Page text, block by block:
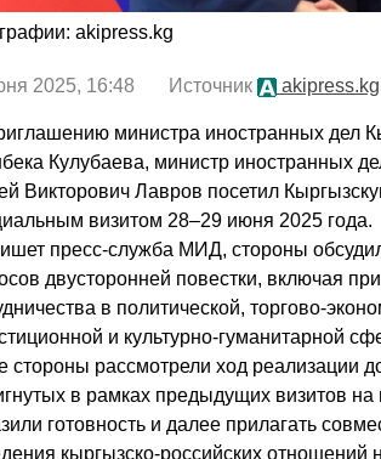
akipress.kg
2025, 16:48 Источник akipress.kg
министра иностранных дел
Кулубаева, министр иностранных
Викторович Лавров посетил
визитом 28–29 июня 2025 года.
пресс-служба МИД, стороны
двусторонней повестки, включая
в политической, торгово-
и культурно-гуманитарной
стороны рассмотрели ход реализации
в рамках предыдущих визитов
готовность и далее прилагать
кыргызско-российских отношений